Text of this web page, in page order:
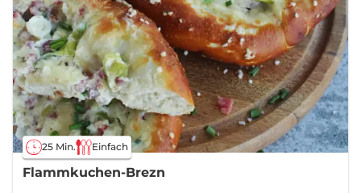
25 Min. Einfach
Flammkuchen-Brezn